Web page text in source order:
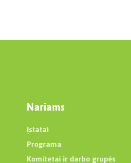
Nariams
Įstatai
Programa
Komitetai ir darbo grupės